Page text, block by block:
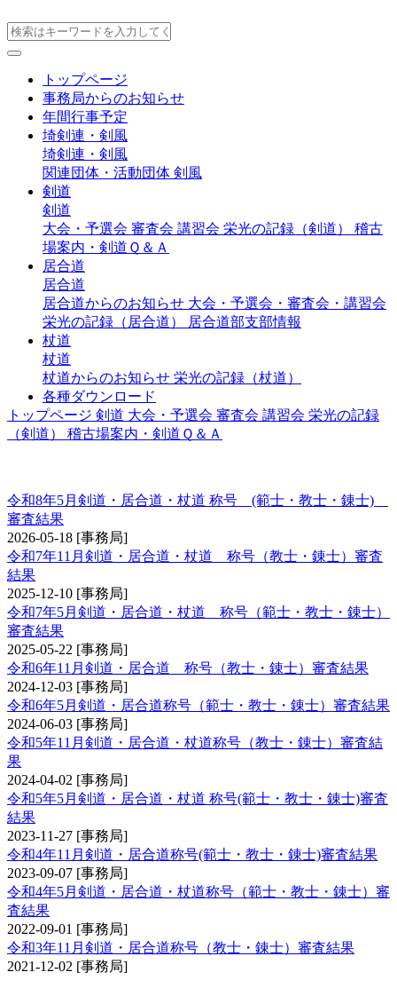
トップページ
事務局からのお知らせ
年間行事予定
埼剣連・剣風
埼剣連・剣風
関連団体・活動団体 剣風
剣道
剣道
大会・予選会 審査会 講習会 栄光の記録（剣道） 稽古
場案内・剣道Ｑ＆Ａ
居合道
居合道
居合道からのお知らせ 大会・予選会・審査会・講習会
栄光の記録（居合道）
居合道部支部情報
杖道
杖道
杖道からのお知らせ 栄光の記録（杖道）
各種ダウンロード
トップページ 剣道 大会・予選会 審査会 講習会 栄光の記録
（剣道） 稽古場案内・剣道Ｑ＆Ａ
令和8年5月剣道・居合道・杖道 称号 (範士・教士・錬士)
審査結果
2026-05-18 [事務局]
令和7年11月剣道・居合道・杖道 称号（教士・錬士）審査
結果
2025-12-10 [事務局]
令和7年5月剣道・居合道・杖道 称号（範士・教士・錬士）
審査結果
2025-05-22 [事務局]
令和6年11月剣道・居合道 称号（教士・錬士）審査結果
2024-12-03 [事務局]
令和6年5月剣道・居合道称号（範士・教士・錬士）審査結果
2024-06-03 [事務局]
令和5年11月剣道・居合道・杖道称号（教士・錬士）審査結
果
2024-04-02 [事務局]
令和5年5月剣道・居合道・杖道 称号(範士・教士・錬士)審査
結果
2023-11-27 [事務局]
令和4年11月剣道・居合道称号(範士・教士・錬士)審査結果
2023-09-07 [事務局]
令和4年5月剣道・居合道・杖道称号（範士・教士・錬士）審
査結果
2022-09-01 [事務局]
令和3年11月剣道・居合道称号（教士・錬士）審査結果
2021-12-02 [事務局]